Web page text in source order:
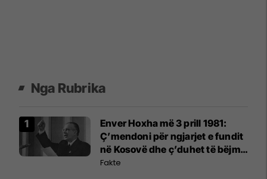
Nga Rubrika
Enver Hoxha më 3 prill 1981:
Ç’mendoni për ngjarjet e fundit
në Kosovë dhe ç’duhet të bëjmë
ne?
Fakte